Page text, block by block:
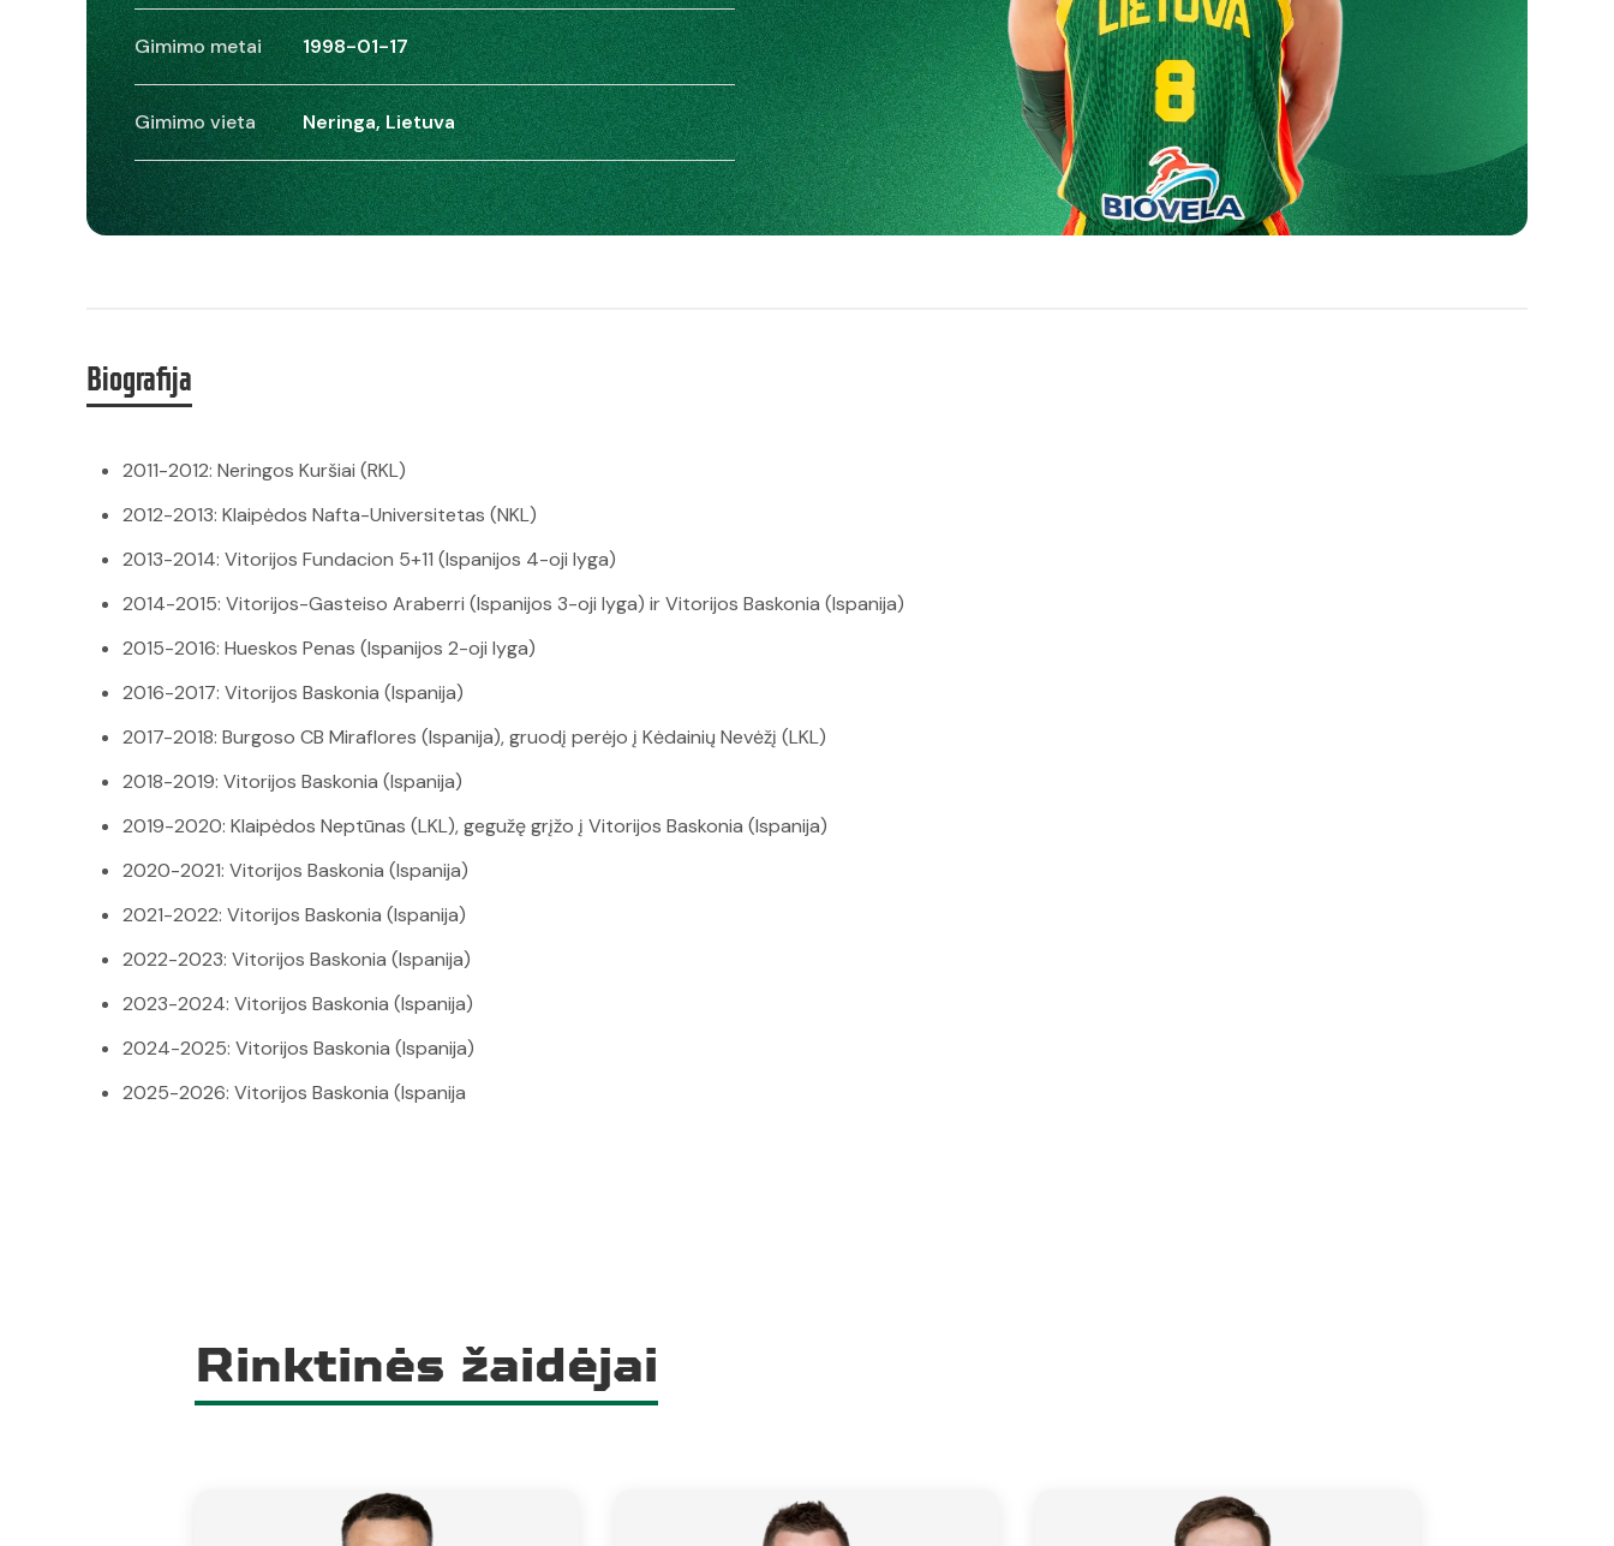
Gimimo metai 1998-01-17
Gimimo vieta Neringa, Lietuva
Biografija
2011-2012: Neringos Kuršiai (RKL)
2012-2013: Klaipėdos Nafta-Universitetas (NKL)
2013-2014: Vitorijos Fundacion 5+11 (Ispanijos 4-oji lyga)
2014-2015: Vitorijos-Gasteiso Araberri (Ispanijos 3-oji lyga) ir Vitorijos Baskonia (Ispanija)
2015-2016: Hueskos Penas (Ispanijos 2-oji lyga)
2016-2017: Vitorijos Baskonia (Ispanija)
2017-2018: Burgoso CB Miraflores (Ispanija), gruodį perėjo į Kėdainių Nevėžį (LKL)
2018-2019: Vitorijos Baskonia (Ispanija)
2019-2020: Klaipėdos Neptūnas (LKL), gegužę grįžo į Vitorijos Baskonia (Ispanija)
2020-2021: Vitorijos Baskonia (Ispanija)
2021-2022: Vitorijos Baskonia (Ispanija)
2022-2023: Vitorijos Baskonia (Ispanija)
2023-2024: Vitorijos Baskonia (Ispanija)
2024-2025: Vitorijos Baskonia (Ispanija)
2025-2026: Vitorijos Baskonia (Ispanija
Rinktinės žaidėjai